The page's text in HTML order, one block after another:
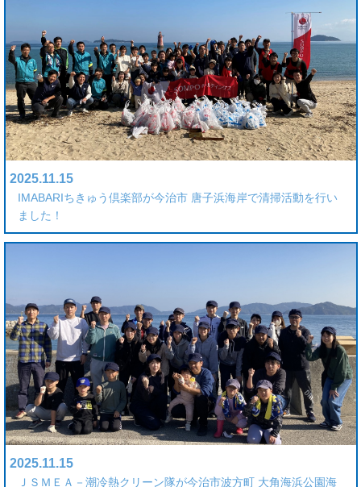
2025.11.15
IMABARIちきゅう倶楽部が今治市 唐子浜海岸で清掃活動を行い
ました！
2025.11.15
ＪＳＭＥＡ－潮冷熱クリーン隊が今治市波方町 大角海浜公園海